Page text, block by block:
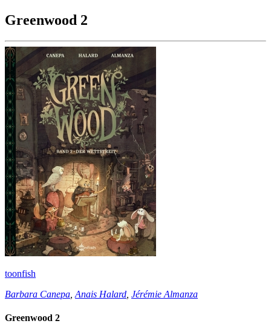
Greenwood 2
toonfish
Barbara Canepa Anais Halard Jérémie Almanza
Greenwood 2